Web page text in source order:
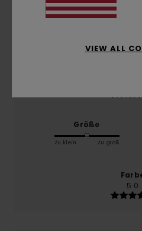
Größe
Zu klein Zu groß
5.0
VIEW ALL